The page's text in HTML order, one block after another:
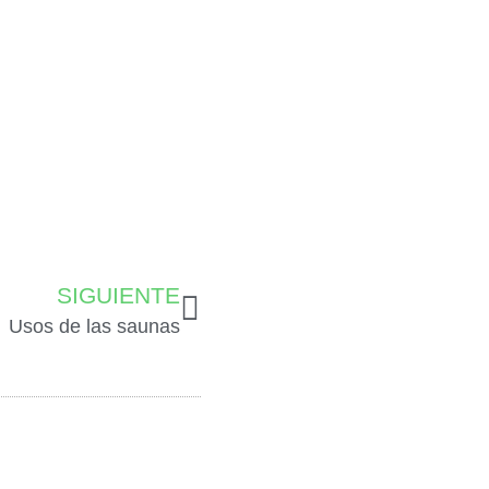
SIGUIENTE
Usos de las saunas